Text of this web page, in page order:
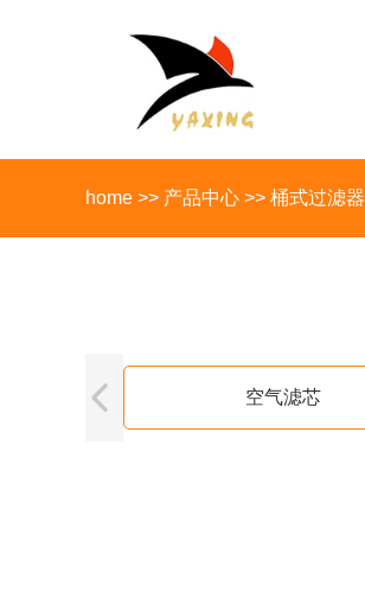
home >> 产品中心 >> 桶式过滤器
空气滤芯